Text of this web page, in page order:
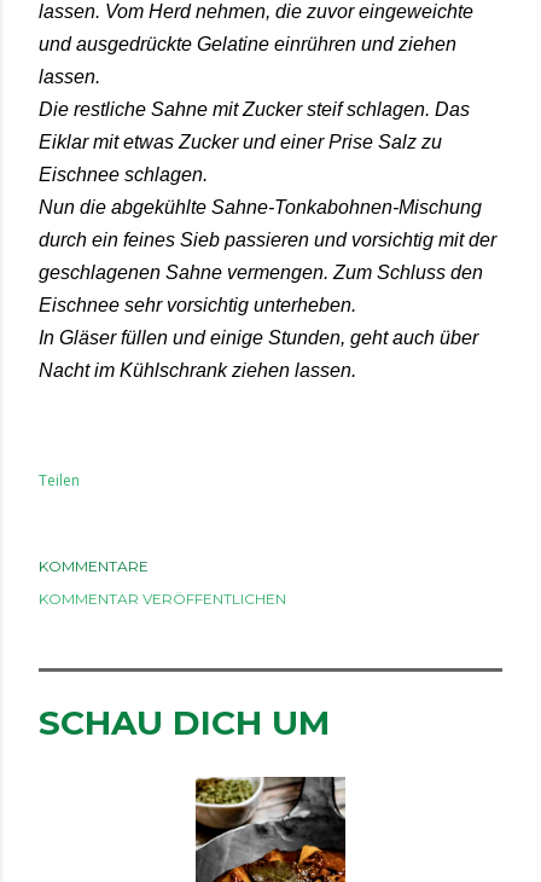
lassen. Vom Herd nehmen, die zuvor eingeweichte
und ausgedrückte Gelatine einrühren und ziehen
lassen.
Die restliche Sahne mit Zucker steif schlagen. Das
Eiklar mit etwas Zucker und einer Prise Salz zu
Eischnee schlagen.
Nun die abgekühlte Sahne-Tonkabohnen-Mischung
durch ein feines Sieb passieren und vorsichtig mit der
geschlagenen Sahne vermengen. Zum Schluss den
Eischnee sehr vorsichtig unterheben.
In Gläser füllen und einige Stunden, geht auch über
Nacht im Kühlschrank ziehen lassen.
Teilen
KOMMENTARE
KOMMENTAR VERÖFFENTLICHEN
SCHAU DICH UM